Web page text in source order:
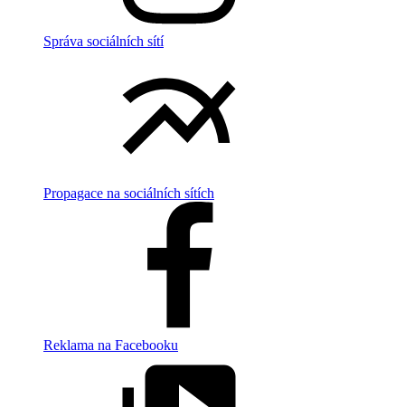
Správa sociálních sítí
Propagace na sociálních sítích
Reklama na Facebooku